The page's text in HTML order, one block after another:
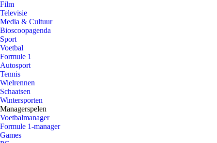
Film
Televisie
Media & Cultuur
Bioscoopagenda
Sport
Voetbal
Formule 1
Autosport
Tennis
Wielrennen
Schaatsen
Wintersporten
Managerspelen
Voetbalmanager
Formule 1-manager
Games